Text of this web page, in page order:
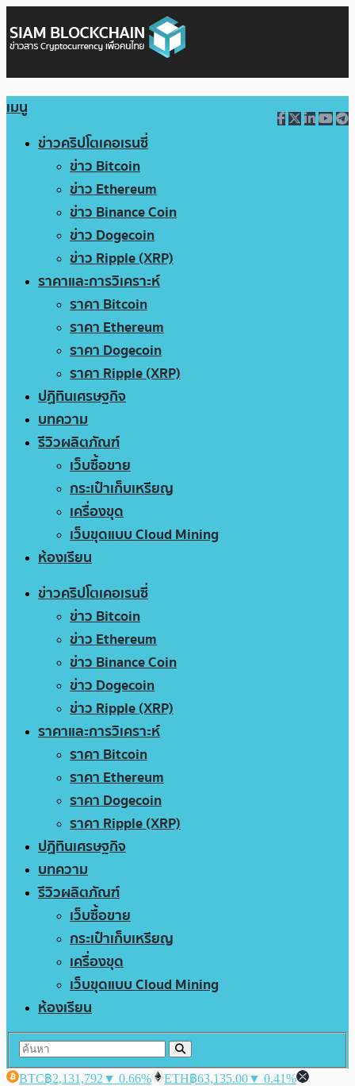
เมนู
ข่าวคริปโตเคอเรนซี่
ข่าว Bitcoin
ข่าว Ethereum
ข่าว Binance Coin
ข่าว Dogecoin
ข่าว Ripple (XRP)
ราคาและการวิเคราะห์
ราคา Bitcoin
ราคา Ethereum
ราคา Dogecoin
ราคา Ripple (XRP)
ปฏิทินเศรษฐกิจ
บทความ
รีวิวผลิตภัณฑ์
เว็บซื้อขาย
กระเป๋าเก็บเหรียญ
เครื่องขุด
เว็บขุดแบบ Cloud Mining
ห้องเรียน
ข่าวคริปโตเคอเรนซี่
ข่าว Bitcoin
ข่าว Ethereum
ข่าว Binance Coin
ข่าว Dogecoin
ข่าว Ripple (XRP)
ราคาและการวิเคราะห์
ราคา Bitcoin
ราคา Ethereum
ราคา Dogecoin
ราคา Ripple (XRP)
ปฏิทินเศรษฐกิจ
บทความ
รีวิวผลิตภัณฑ์
เว็บซื้อขาย
กระเป๋าเก็บเหรียญ
เครื่องขุด
เว็บขุดแบบ Cloud Mining
ห้องเรียน
BTC฿2,131,792 ▼ 0.66% ETH฿63,135.00▼ 0.41%